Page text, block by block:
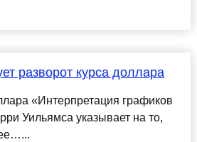
разворот курса доллара
«Интерпретация графиков
Уильямса указывает на то,